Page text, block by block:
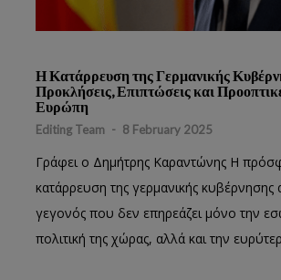
Η Κατάρρευση της Γερμανικής
Προκλήσεις, Επιπτώσεις και
Ευρώπη
Editing Team - 8 February 2025
Γράφει ο Δημήτρης Καραντώνης Η
κατάρρευση της γερμανικής κυβέρνησης
γεγονός που δεν επηρεάζει μόνο την
πολιτική της χώρας, αλλά και την